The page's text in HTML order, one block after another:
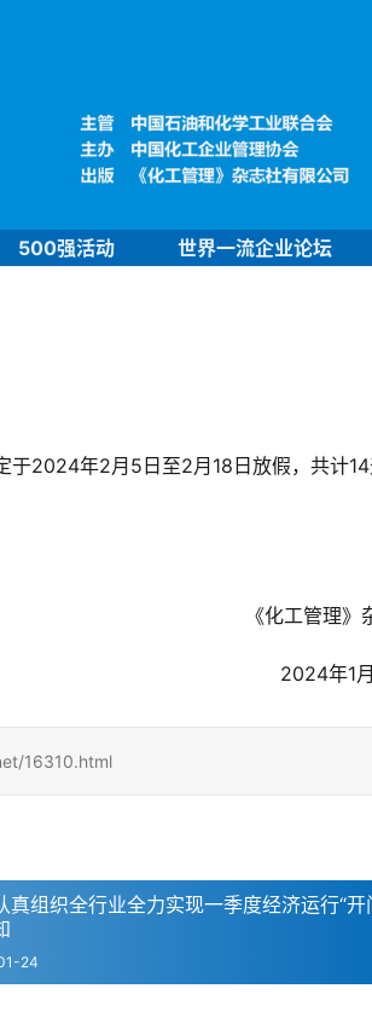
500强活动 世界一流企业论坛
《化工管理》
2024年1
16310.html
真组织全行业全力实现一季度经济运行“开
24